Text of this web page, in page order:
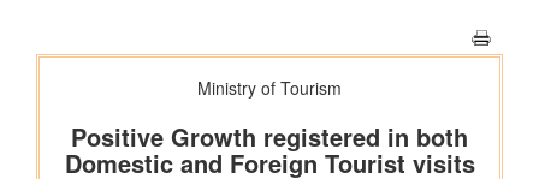
पैमाना: डेटा-आधारित इंफ्रास्ट्रक्चर गवर्नेंस को मज़बूत करना